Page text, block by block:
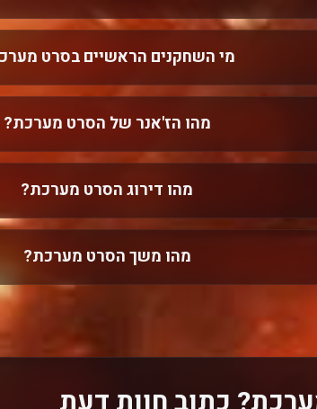
מי השחקנים הראשיים בסרט
מהו הז'אנר של הסרט מערכת?
מהו דירוג הסרט מערכת?
מהו משך הסרט מערכת?